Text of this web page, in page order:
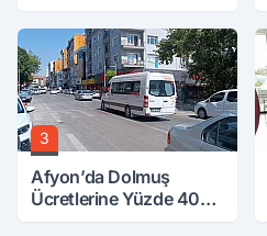
3
Afyon’da Dolmuş
Ücretlerine Yüzde 40